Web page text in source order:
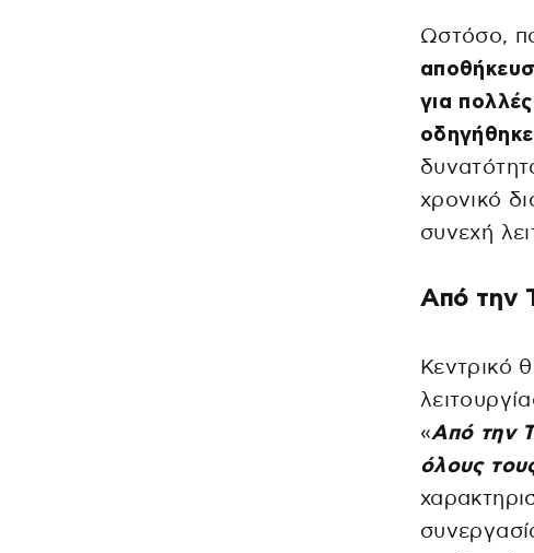
Ωστόσο,
για
χρονικό
συνεχή
Από την
Κεντρικό
«Από την
όλους